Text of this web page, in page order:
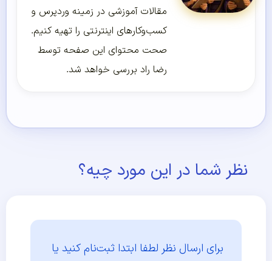
مقالات آموزشی در زمینه وردپرس و
کسب‌و‌کارهای اینترنتی را تهیه کنیم.
صحت محتوای این صفحه توسط
رضا راد بررسی خواهد شد.
نظر شما در این مورد چیه؟
برای ارسال نظر لطفا ابتدا ثبت‌نام کنید یا